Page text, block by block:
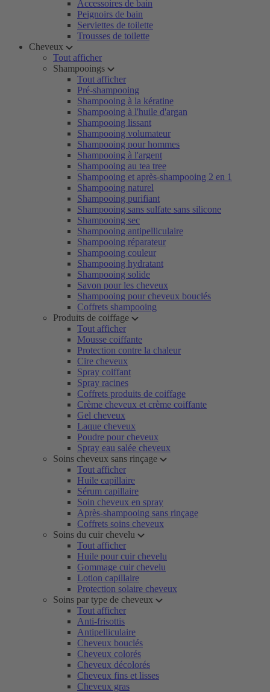
Accessoires de bain
Peignoirs de bain
Serviettes de toilette
Trousses de toilette
Cheveux
Tout afficher
Shampooings
Tout afficher
Pré-shampooing
Shampooing à la kératine
Shampooing à l'huile d'argan
Shampooing lissant
Shampooing volumateur
Shampooing pour hommes
Shampooing à l'argent
Shampooing au tea tree
Shampooing et après-shampooing 2 en 1
Shampooing naturel
Shampooing purifiant
Shampooing sans sulfate sans silicone
Shampooing sec
Shampooing antipelliculaire
Shampooing réparateur
Shampooing couleur
Shampooing hydratant
Shampooing solide
Savon pour les cheveux
Shampooing pour cheveux bouclés
Coffrets shampooing
Produits de coiffage
Tout afficher
Mousse coiffante
Protection contre la chaleur
Cire cheveux
Spray coiffant
Spray racines
Coffrets produits de coiffage
Crème cheveux et crème coiffante
Gel cheveux
Laque cheveux
Poudre pour cheveux
Spray eau salée cheveux
Soins cheveux sans rinçage
Tout afficher
Huile capillaire
Sérum capillaire
Soin cheveux en spray
Après-shampooing sans rinçage
Coffrets soins cheveux
Soins du cuir chevelu
Tout afficher
Huile pour cuir chevelu
Gommage cuir chevelu
Lotion capillaire
Protection solaire cheveux
Soins par type de cheveux
Tout afficher
Anti-frisottis
Antipelliculaire
Cheveux bouclés
Cheveux colorés
Cheveux décolorés
Cheveux fins et lisses
Cheveux gras